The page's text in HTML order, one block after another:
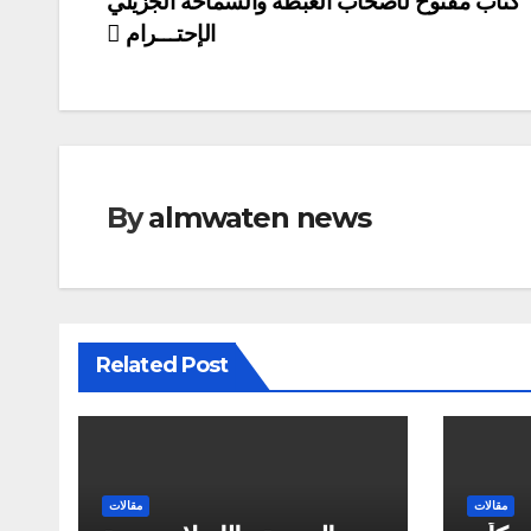
الإحتـــرام
Byalmwaten news
Related Post
مقالات مقالات